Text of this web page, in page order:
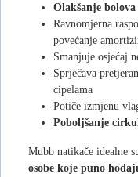
Olakšanje bolova
Ravnomjerna
povećanje
Smanjuje osjećaj
Sprječava
cipelama
Potiče izmjenu
Poboljšanje
Mubb natikače idealne
osobe koje puno